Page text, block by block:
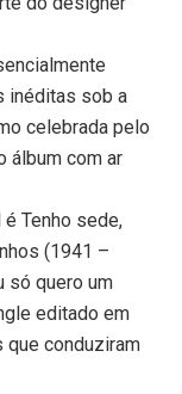
inéditas sob a
celebrada pelo
álbum com ar
Tenho sede,
(1941 –
só quero um
editado em
que conduziram